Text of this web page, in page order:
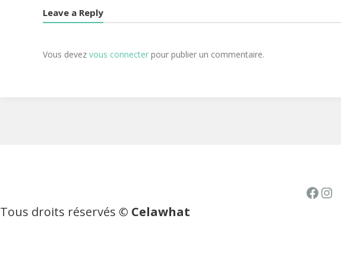
Leave a Reply
Vous devez vous connecter pour publier un commentaire.
Tous droits réservés © Celawhat